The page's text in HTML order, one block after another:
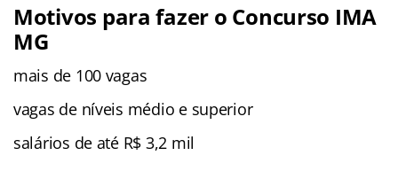
Motivos para fazer o Concurso IMA
MG
mais de 100 vagas
vagas de níveis médio e superior
salários de até R$ 3,2 mil